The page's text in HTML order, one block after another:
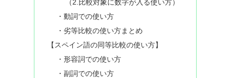
（2.比較対象に数字が入る使い方）
・動詞での使い方
・劣等比較の使い方まとめ
【スペイン語の同等比較の使い方】
・形容詞での使い方
・副詞での使い方